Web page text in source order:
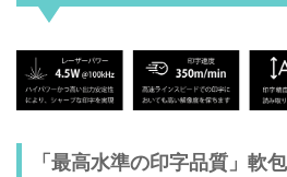
「最高水準の印字品質」軟